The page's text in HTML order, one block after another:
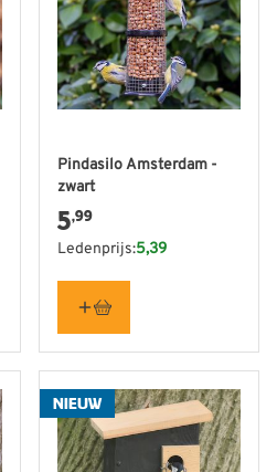
Pindasilo Amsterdam -
zwart
5,99
Ledenprijs:5,39
NIEUW